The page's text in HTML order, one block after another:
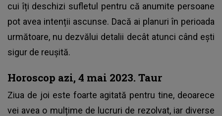
cui îți deschizi sufletul pentru că anumite persoane
pot avea intenții ascunse. Dacă ai planuri în perioada
următoare, nu dezvălui detalii decât atunci când ești
sigur de reușită.
Horoscop azi, 4 mai 2023. Taur
Ziua de joi este foarte agitată pentru tine, deoarece
vei avea o mulțime de lucruri de rezolvat, iar diverse